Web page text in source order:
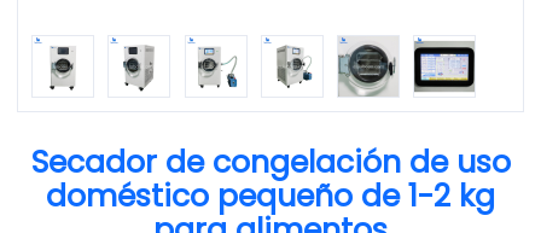
Secador de congelación de uso
doméstico pequeño de 1-2 kg